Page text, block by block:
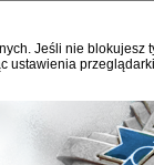
Jeśli nie blokujesz
ustawienia